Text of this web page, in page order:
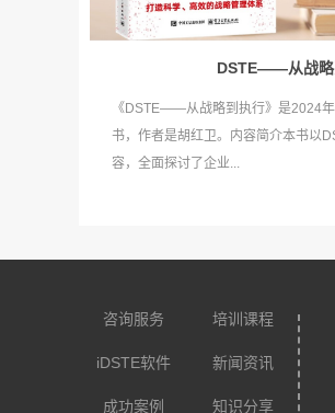
DSTE——从战略
《DSTE——从战略到执行》是2024
书，作者是胡红卫。内容简介本书以
容，全面探讨了企业...
咨询服务 培训课程
iDSTE软件 新闻资讯
成功案例 知识分享